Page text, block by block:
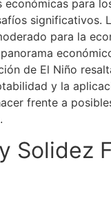
económicas para
significativos.
para la
de El Niño
y la
frente a
Solidez